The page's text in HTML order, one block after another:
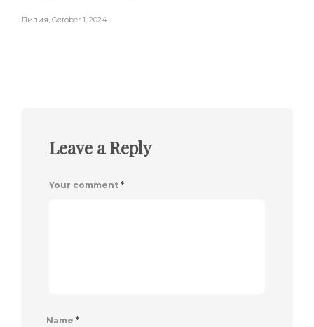
Лилия, October 1, 2024
Leave a Reply
Your comment *
Name *